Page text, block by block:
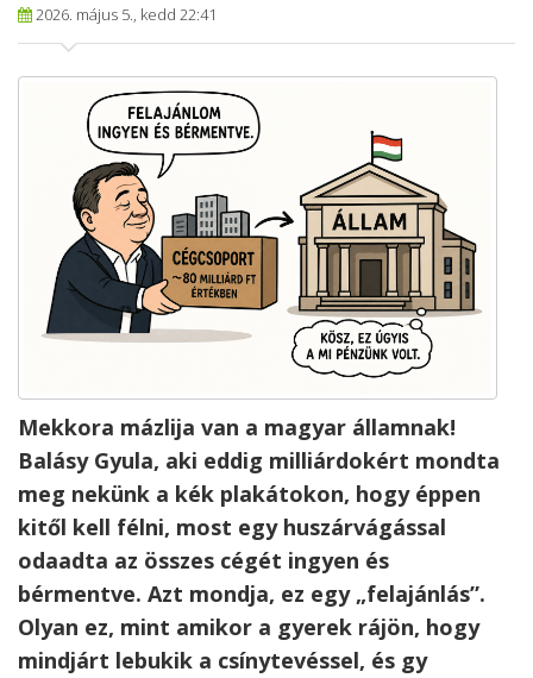
2026. május 5., kedd 22:41
Mekkora mázlija van a magyar államnak!
Balásy Gyula, aki eddig milliárdokért mondta
meg nekünk a kék plakátokon, hogy éppen
kitől kell félni, most egy huszárvágással
odaadta az összes cégét ingyen és
bérmentve. Azt mondja, ez egy „felajánlás”.
Olyan ez, mint amikor a gyerek rájön, hogy
mindjárt lebukik a csínytevéssel, és gy